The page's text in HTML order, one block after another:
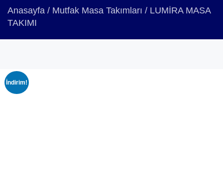
Anasayfa / Mutfak Masa Takımları / LUMİRA MASA
TAKIMI
İndirim!